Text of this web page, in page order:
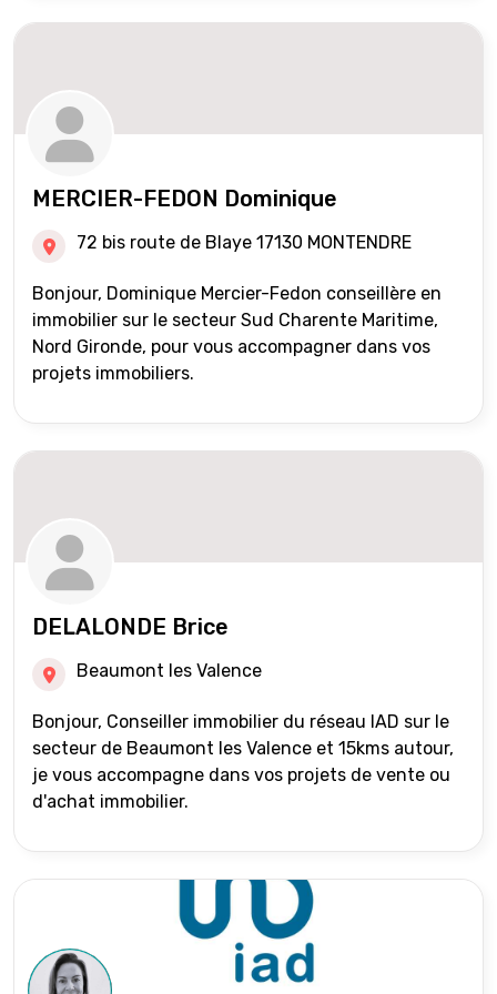
MERCIER-FEDON Dominique
72 bis route de Blaye 17130 MONTENDRE
Bonjour, Dominique Mercier-Fedon conseillère en
immobilier sur le secteur Sud Charente Maritime,
Nord Gironde, pour vous accompagner dans vos
projets immobiliers.
DELALONDE Brice
Beaumont les Valence
Bonjour, Conseiller immobilier du réseau IAD sur le
secteur de Beaumont les Valence et 15kms autour,
je vous accompagne dans vos projets de vente ou
d'achat immobilier.